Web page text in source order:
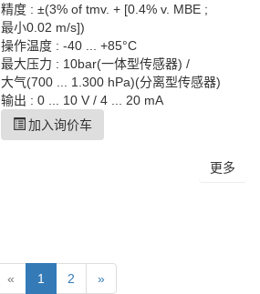
精度 : ±(3% of tmv. + [0.4% v. MBE ;
最小0.02 m/s])
操作温度 : -40 ... +85°C
最大压力 : 10bar(一体型传感器) /
大气(700 ... 1.300 hPa)(分离型传感器)
输出 : 0 ... 10 V / 4 ... 20 mA
加入询价车
更多
« 1 2 »